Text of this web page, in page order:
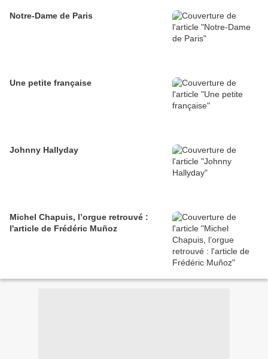
Notre-Dame de Paris
Une petite française
Johnny Hallyday
Michel Chapuis, l’orgue retrouvé :
l'article de Frédéric Muñoz